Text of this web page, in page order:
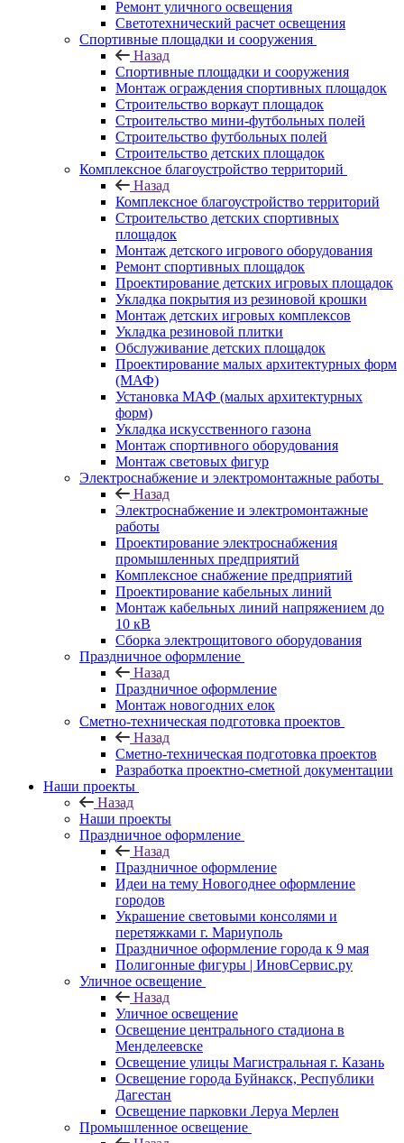
Ремонт уличного освещения
Светотехнический расчет освещения
Спортивные площадки и сооружения
Назад
Спортивные площадки и сооружения
Монтаж ограждения спортивных площадок
Строительство воркаут площадок
Строительство мини-футбольных полей
Строительство футбольных полей
Строительство детских площадок
Комплексное благоустройство территорий
Назад
Комплексное благоустройство территорий
Строительство детских спортивных
площадок
Монтаж детского игрового оборудования
Ремонт спортивных площадок
Проектирование детских игровых площадок
Укладка покрытия из резиновой крошки
Монтаж детских игровых комплексов
Укладка резиновой плитки
Обслуживание детских площадок
Проектирование малых архитектурных форм
(МАФ)
Установка МАФ (малых архитектурных
форм)
Укладка искусственного газона
Монтаж спортивного оборудования
Монтаж световых фигур
Электроснабжение и электромонтажные работы
Назад
Электроснабжение и электромонтажные
работы
Проектирование электроснабжения
промышленных предприятий
Комплексное снабжение предприятий
Проектирование кабельных линий
Монтаж кабельных линий напряжением до
10 кВ
Сборка электрощитового оборудования
Праздничное оформление
Назад
Праздничное оформление
Монтаж новогодних елок
Сметно-техническая подготовка проектов
Назад
Сметно-техническая подготовка проектов
Разработка проектно-сметной документации
Наши проекты
Назад
Наши проекты
Праздничное оформление
Назад
Праздничное оформление
Идеи на тему Новогоднее оформление
городов
Украшение световыми консолями и
перетяжками г. Мариуполь
Праздничное оформление города к 9 мая
Полигонные фигуры | ИновСервис.ру
Уличное освещение
Назад
Уличное освещение
Освещение центрального стадиона в
Менделеевске
Освещение улицы Магистральная г. Казань
Освещение города Буйнакск, Республики
Дагестан
Освещение парковки Леруа Мерлен
Промышленное освещение